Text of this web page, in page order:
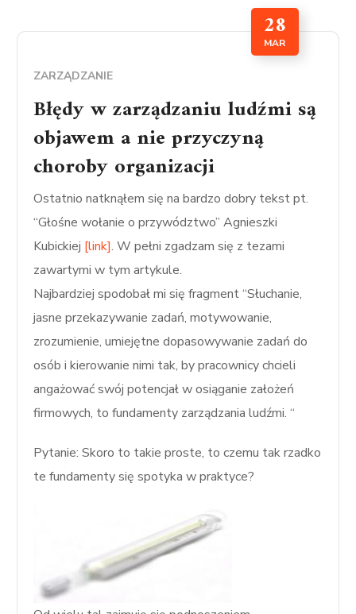
28
MAR
ZARZĄDZANIE
Błędy w zarządzaniu ludźmi są
objawem a nie przyczyną
choroby organizacji
Ostatnio natknąłem się na bardzo dobry tekst pt.
“Głośne wołanie o przywództwo” Agnieszki
Kubickiej [link]. W pełni zgadzam się z tezami
zawartymi w tym artykule.
Najbardziej spodobał mi się fragment “Słuchanie,
jasne przekazywanie zadań, motywowanie,
zrozumienie, umiejętne dopasowywanie zadań do
osób i kierowanie nimi tak, by pracownicy chcieli
angażować swój potencjał w osiąganie założeń
firmowych, to fundamenty zarządzania ludźmi. “
Pytanie: Skoro to takie proste, to czemu tak rzadko
te fundamenty się spotyka w praktyce?